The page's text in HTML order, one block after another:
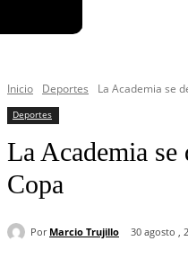
Inicio Deportes La Academia se
Deportes
La Academia se
Copa
Por Marcio Trujillo 30 agosto ,